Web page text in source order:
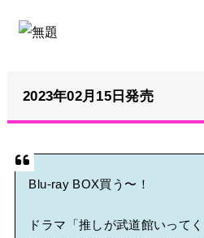
る人いる？ 【海外の反応】
タワーレコード新宿店にて
2023年02月15日発売
Blu-ray BOX買う〜！
ドラマ「推しが武道館いって